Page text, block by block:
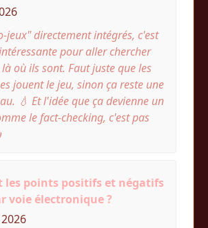
jeux" directement intégrés, c'est
pour aller chercher
où ils sont. Faut juste que les
jouent le jeu, sinon ça reste une
💧 Et l'idée que ça devienne un
le fact-checking, c'est pas
les points positifs et négatifs
voie électronique ?